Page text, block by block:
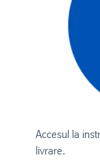
Accesul la
livrare.